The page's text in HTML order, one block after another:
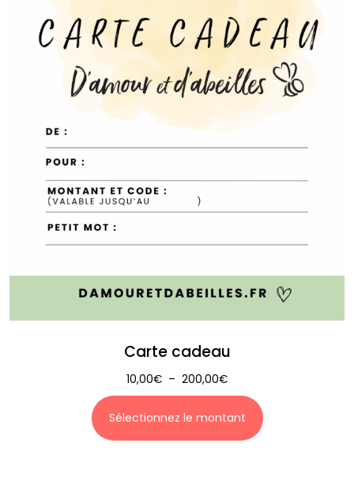
Carte cadeau
10,00€ – 200,00€
Sélectionnez le montant